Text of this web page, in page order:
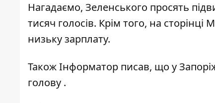
Нагадаємо, Зеленського просять
тисяч голосів. Крім того, на сторінці
низьку зарплату.
ТакожІнформатор писав, що у
голову .